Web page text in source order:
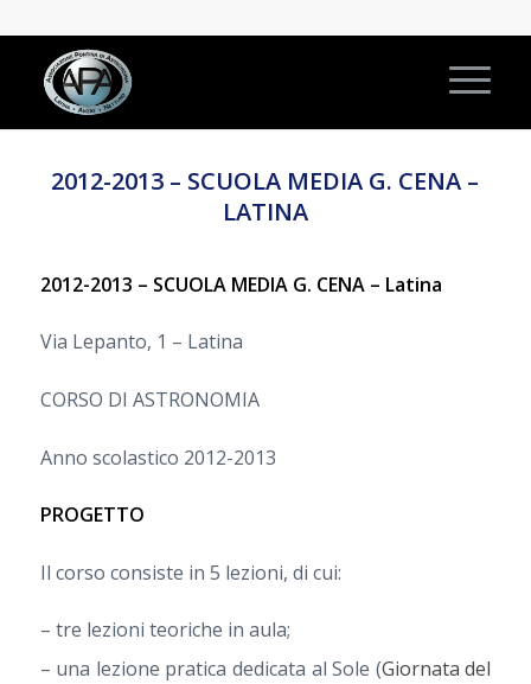
2012-2013 – SCUOLA MEDIA G. CENA –
LATINA
2012-2013 – SCUOLA MEDIA G. CENA – Latina
Via Lepanto, 1 – Latina
CORSO DI ASTRONOMIA
Anno scolastico 2012-2013
PROGETTO
Il corso consiste in 5 lezioni, di cui:
– tre lezioni teoriche in aula;
– una lezione pratica dedicata al Sole (Giornata del